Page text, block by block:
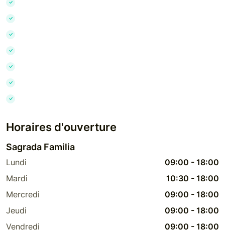
Horaires d'ouverture
Sagrada Familia
Lundi 09:00 - 18:00
Mardi
10:30 - 18:00
Mercredi
09:00 - 18:00
Jeudi
09:00 - 18:00
Vendredi
09:00 - 18:00